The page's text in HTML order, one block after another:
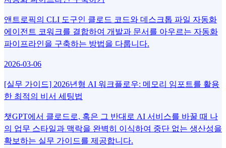
앤트로픽의 CLI 도구인 클로드 코드와 데스크톱 파일 자동화
에이전트 코워크를 결합하여 개발과 문서를 아우르는 자동화
파이프라인을 구축하는 방법을 다룹니다.
2026-03-06
[실무 가이드] 2026년형 AI 워크플로우: 메모리 임포트를 활용
한 최적의 비서 세팅법
챗GPT에서 클로드로, 혹은 그 반대로 AI 서비스를 바꿀 때 나
의 업무 스타일과 맥락을 완벽히 이식하여 중단 없는 생산성을
확보하는 실무 가이드를 제공합니다.